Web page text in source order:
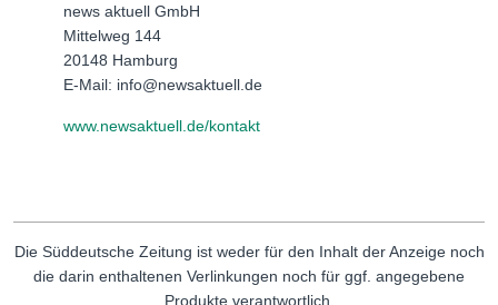
news aktuell GmbH
Mittelweg 144
20148 Hamburg
E-Mail: info@newsaktuell.de
www.newsaktuell.de/kontakt
Die Süddeutsche Zeitung ist weder für den Inhalt der Anzeige noch
die darin enthaltenen Verlinkungen noch für ggf. angegebene
Produkte verantwortlich.